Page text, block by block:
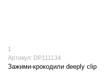
1
Артикул: DP111134
Зажими-крокодили deeply clip